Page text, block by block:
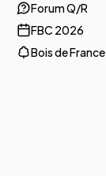
Forum Q/R
FBC 2026
Bois de France